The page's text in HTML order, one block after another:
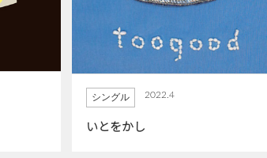
シングル 2022.4
いとをかし